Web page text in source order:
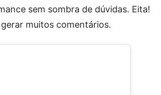
sem sombra de dúvidas. Eita!
muitos comentários.